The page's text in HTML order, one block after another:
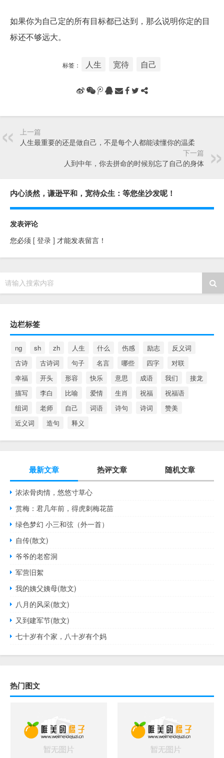
如果你为自己定的所有目标都已达到，那么说明你定的目
标还不够远大。
标签： 人生 宽待 自己
上一篇
人生最重要的还是做自己，不是每个人都能读懂你的温柔
下一篇
人到中年，你去拼命的时候别忘了自己的身体
内心淡然，谦逊平和，宽待众生：等您坐沙发呢！
发表评论
您必须 [ 登录 ] 才能发表留言！
请输入搜索内容
边栏标签
ng sh zh 人生 什么 伤感 励志
反义词
古诗
古诗词 句子 名言 哪些 四字
对联
幸福
开头 形容 快乐 意思 成语 我们
接龙
描写
李白 比喻 爱情 生肖 祝福
祝福语
组词
老师 自己 词语 诗句 诗词
赞美
近义词
造句 释义
最新文章 热评文章 随机文章
浓浓骨肉情，悠悠寸草心
赏梅：君几年前，得虎刺梅花苗
绿色梦幻 小三和弦（外一首）
自传(散文)
爷爷的老窑洞
军营旧絮
我的姨父姨母(散文)
八月的风采(散文)
又到建军节(散文)
七十岁有个家，八十岁有个妈
热门图文